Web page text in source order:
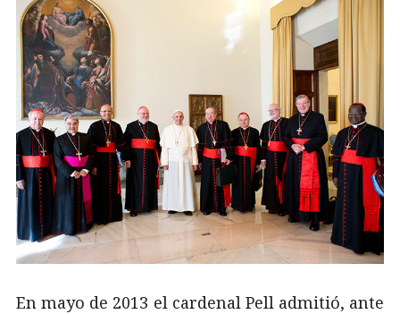
En mayo de 2013 el cardenal Pell admitió, ante